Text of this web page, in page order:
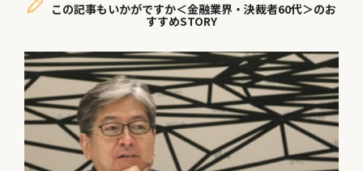
この記事もいかがですか＜金融業界・決裁者60代＞のお
すすめSTORY